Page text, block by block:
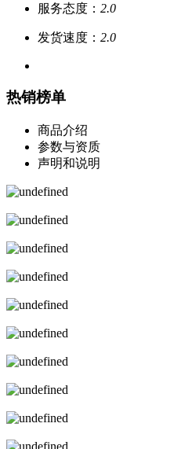
服务态度： 2.0
发货速度： 2.0
热销榜单
商品介绍
参数与资质
声明和说明